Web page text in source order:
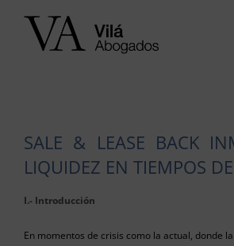
Saltar
SALE & LEASE BACK
LIQUIDEZ EN TIEMPOS
I.- Introducción
En momentos de crisis como la actual, donde